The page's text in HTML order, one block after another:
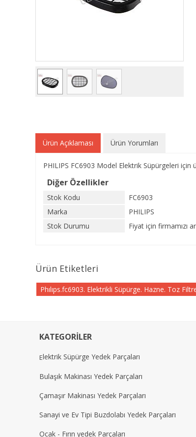
Ürün Açıklaması Ürün Yorumları
PHILIPS FC6903 Model Elektrik Süpürgeleri için
Diğer Özellikler
Stok Kodu
FC6903
Marka
PHILIPS
Stok Durumu
Fiyat için firmamızı
Ürün Etiketleri
Phılıps.fc6903. Elektrikli Süpürge. Hazne. Toz
KATEGORİLER
Elektrik Süpürge Yedek Parçaları
Bulaşık Makinası Yedek Parçaları
Çamaşır Makinası Yedek Parçaları
Sanayi ve Ev Tipi Buzdolabı Yedek Parçaları
Ocak - Fırın yedek Parçaları